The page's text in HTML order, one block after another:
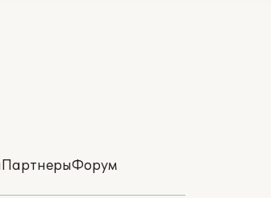
ПартнерыФорум